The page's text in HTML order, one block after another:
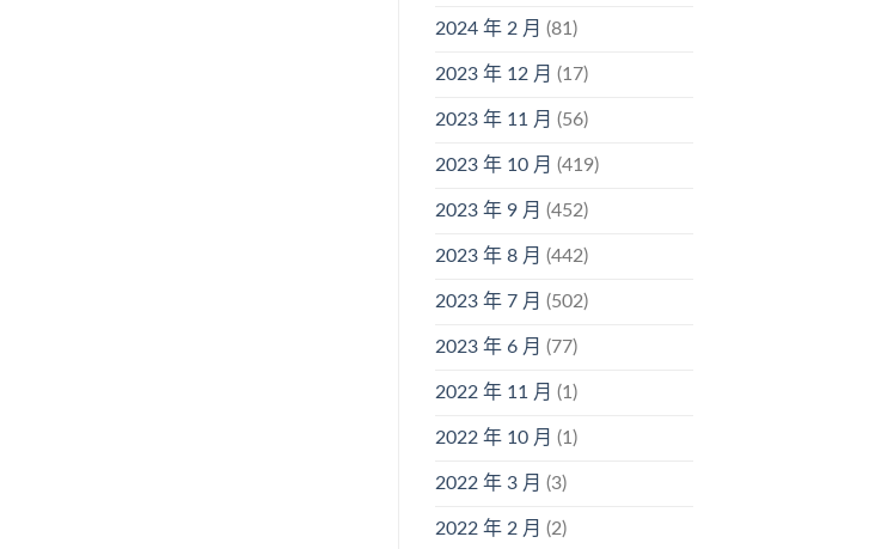
2024 年 2 月 (81)
2023 年 12 月 (17)
2023 年 11 月 (56)
2023 年 10 月 (419)
2023 年 9 月 (452)
2023 年 8 月 (442)
2023 年 7 月 (502)
2023 年 6 月 (77)
2022 年 11 月 (1)
2022 年 10 月 (1)
2022 年 3 月 (3)
2022 年 2 月 (2)